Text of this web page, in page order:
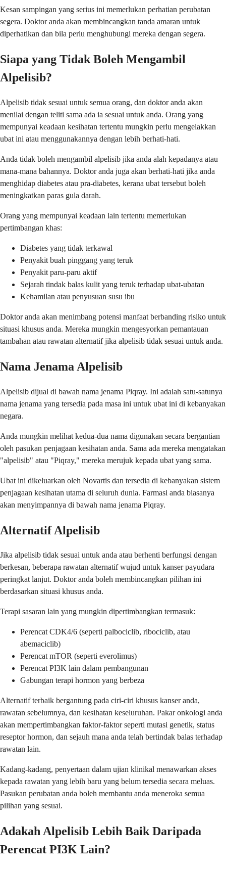
Kesan sampingan yang serius ini memerlukan perhatian perubatan
segera. Doktor anda akan membincangkan tanda amaran untuk
diperhatikan dan bila perlu menghubungi mereka dengan segera.
Siapa yang Tidak Boleh Mengambil
Alpelisib?
Alpelisib tidak sesuai untuk semua orang, dan doktor anda akan
menilai dengan teliti sama ada ia sesuai untuk anda. Orang yang
mempunyai keadaan kesihatan tertentu mungkin perlu mengelakkan
ubat ini atau menggunakannya dengan lebih berhati-hati.
Anda tidak boleh mengambil alpelisib jika anda alah kepadanya atau
mana-mana bahannya. Doktor anda juga akan berhati-hati jika anda
menghidap diabetes atau pra-diabetes, kerana ubat tersebut boleh
meningkatkan paras gula darah.
Orang yang mempunyai keadaan lain tertentu memerlukan
pertimbangan khas:
Diabetes yang tidak terkawal
Penyakit buah pinggang yang teruk
Penyakit paru-paru aktif
Sejarah tindak balas kulit yang teruk terhadap ubat-ubatan
Kehamilan atau penyusuan susu ibu
Doktor anda akan menimbang potensi manfaat berbanding risiko untuk
situasi khusus anda. Mereka mungkin mengesyorkan pemantauan
tambahan atau rawatan alternatif jika alpelisib tidak sesuai untuk anda.
Nama Jenama Alpelisib
Alpelisib dijual di bawah nama jenama Piqray. Ini adalah satu-satunya
nama jenama yang tersedia pada masa ini untuk ubat ini di kebanyakan
negara.
Anda mungkin melihat kedua-dua nama digunakan secara bergantian
oleh pasukan penjagaan kesihatan anda. Sama ada mereka mengatakan
"alpelisib" atau "Piqray," mereka merujuk kepada ubat yang sama.
Ubat ini dikeluarkan oleh Novartis dan tersedia di kebanyakan sistem
penjagaan kesihatan utama di seluruh dunia. Farmasi anda biasanya
akan menyimpannya di bawah nama jenama Piqray.
Alternatif Alpelisib
Jika alpelisib tidak sesuai untuk anda atau berhenti berfungsi dengan
berkesan, beberapa rawatan alternatif wujud untuk kanser payudara
peringkat lanjut. Doktor anda boleh membincangkan pilihan ini
berdasarkan situasi khusus anda.
Terapi sasaran lain yang mungkin dipertimbangkan termasuk:
Perencat CDK4/6 (seperti palbociclib, ribociclib, atau
abemaciclib)
Perencat mTOR (seperti everolimus)
Perencat PI3K lain dalam pembangunan
Gabungan terapi hormon yang berbeza
Alternatif terbaik bergantung pada ciri-ciri khusus kanser anda,
rawatan sebelumnya, dan kesihatan keseluruhan. Pakar onkologi anda
akan mempertimbangkan faktor-faktor seperti mutasi genetik, status
reseptor hormon, dan sejauh mana anda telah bertindak balas terhadap
rawatan lain.
Kadang-kadang, penyertaan dalam ujian klinikal menawarkan akses
kepada rawatan yang lebih baru yang belum tersedia secara meluas.
Pasukan perubatan anda boleh membantu anda meneroka semua
pilihan yang sesuai.
Adakah Alpelisib Lebih Baik Daripada
Perencat PI3K Lain?